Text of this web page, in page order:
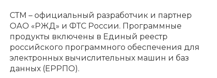
СТМ – официальный разработчик и партнер
ОАО «РЖД» и ФТС России. Программные
продукты включены в Единый реестр
российского программного обеспечения для
электронных вычислительных машин и баз
данных (ЕРРПО).